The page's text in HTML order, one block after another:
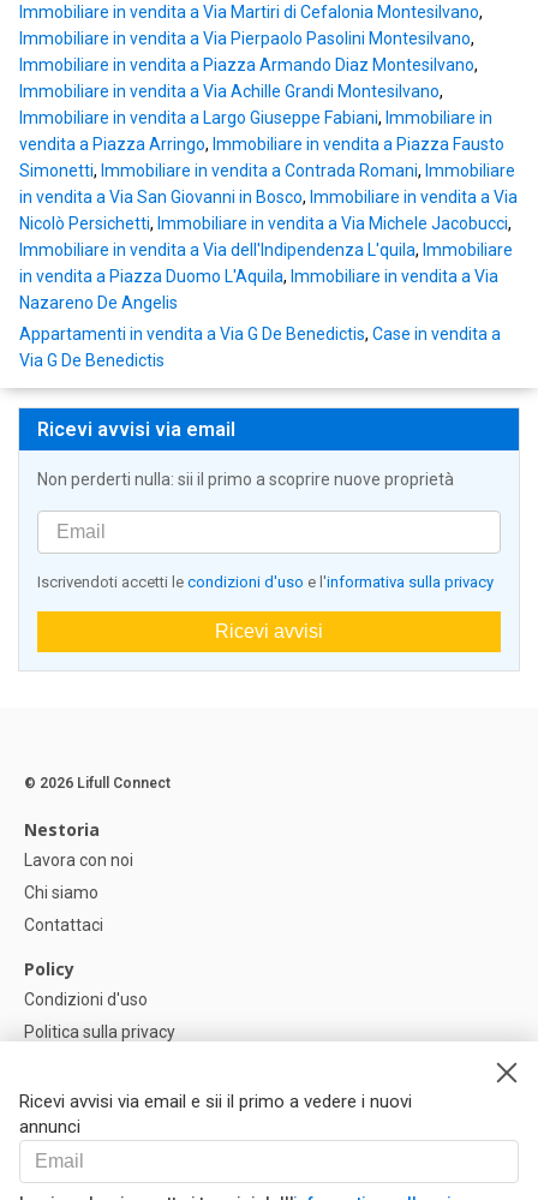
Immobiliare in vendita a Via Martiri di Cefalonia Montesilvano,
Immobiliare in vendita a Via Pierpaolo Pasolini Montesilvano,
Immobiliare in vendita a Piazza Armando Diaz Montesilvano,
Immobiliare in vendita a Via Achille Grandi Montesilvano,
Immobiliare in vendita a Largo Giuseppe Fabiani, Immobiliare in
vendita a Piazza Arringo, Immobiliare in vendita a Piazza Fausto
Simonetti, Immobiliare in vendita a Contrada Romani, Immobiliare
in vendita a Via San Giovanni in Bosco, Immobiliare in vendita a Via
Nicolò Persichetti, Immobiliare in vendita a Via Michele Jacobucci,
Immobiliare in vendita a Via dell'Indipendenza L'quila, Immobiliare
in vendita a Piazza Duomo L'Aquila, Immobiliare in vendita a Via
Nazareno De Angelis
Appartamenti in vendita a Via G De Benedictis, Case in vendita a
Via G De Benedictis
Ricevi avvisi via email
Non perderti nulla: sii il primo a scoprire nuove proprietà
Iscrivendoti accetti le condizioni d'uso e l'informativa sulla privacy
Ricevi avvisi
Ricevi avvisi via email e sii il primo a vedere i nuovi
annunci
© 2026 Lifull Connect
Nestoria
Lavora con noi
Chi siamo
Contattaci
Policy
Condizioni d'uso
Politica sulla privacy
Impostazioni dei cookie
Help
FAQ